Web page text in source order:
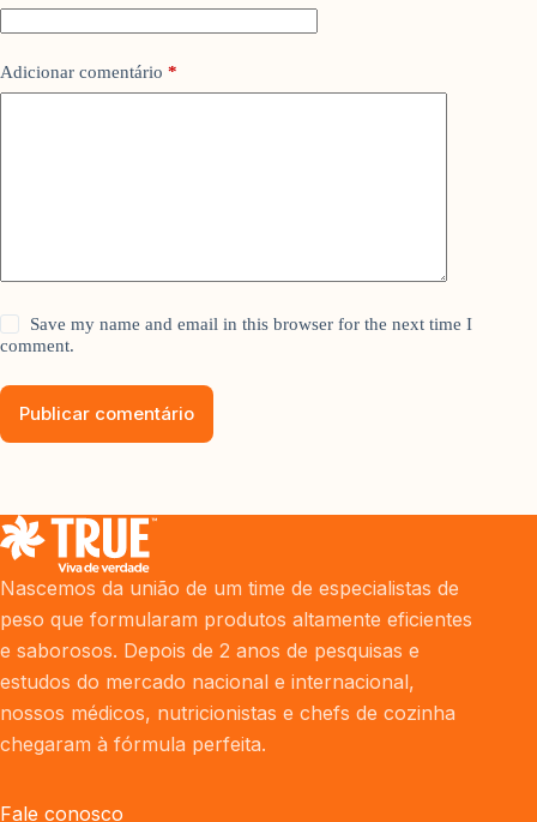
Adicionar comentário *
Save my name and email in this browser for the next time I
comment.
Publicar comentário
Nascemos da união de um time de especialistas de
peso que formularam produtos altamente eficientes
e saborosos. Depois de 2 anos de pesquisas e
estudos do mercado nacional e internacional,
nossos médicos, nutricionistas e chefs de cozinha
chegaram à fórmula perfeita.
Fale conosco